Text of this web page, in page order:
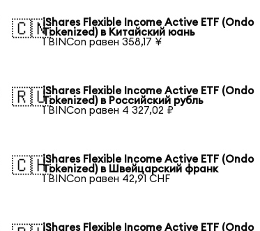
🇨🇳iShares Flexible Income Active ETF (Ondo
Tokenized) в Китайский юань
1 BINCon равен 358,17 ¥
🇷🇺iShares Flexible Income Active ETF (Ondo
Tokenized) в Российский рубль
1 BINCon равен 4 327,02 ₽
🇨🇭iShares Flexible Income Active ETF (Ondo
Tokenized) в Швейцарский франк
1 BINCon равен 42,91 CHF
iShares Flexible Income Active ETF (Ondo